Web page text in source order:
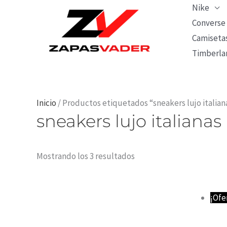
Nike
Converse
Inicio / Productos etiquetados “sneakers lujo
sneakers lujo italianas
Mostrando los 3 resultados
Ordenado
por